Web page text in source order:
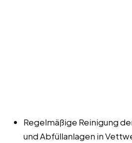
Regelmäßige Reinigung
und Abfüllanlagen in